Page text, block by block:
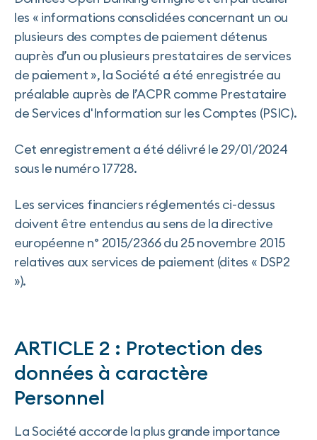
les « informations consolidées concernant un ou
plusieurs des comptes de paiement détenus
auprès d’un ou plusieurs prestataires de services
de paiement », la Société a été enregistrée au
préalable auprès de l’ACPR comme Prestataire
de Services d'Information sur les Comptes (PSIC).
Cet enregistrement a été délivré le 29/01/2024
sous le numéro 17728.
Les services financiers réglementés ci-dessus
doivent être entendus au sens de la directive
européenne n° 2015/2366 du 25 novembre 2015
relatives aux services de paiement (dites « DSP2
»).
ARTICLE 2 : Protection des
données à caractère
Personnel
La Société accorde la plus grande importance